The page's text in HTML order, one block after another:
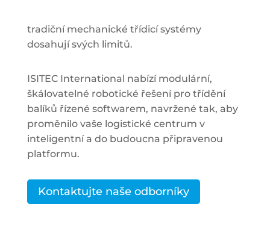
tradiční mechanické třídicí systémy
dosahují svých limitů.
ISITEC International nabízí modulární,
škálovatelné robotické řešení pro třídění
balíků řízené softwarem, navržené tak, aby
proměnilo vaše logistické centrum v
inteligentní a do budoucna připravenou
platformu.
Kontaktujte naše odborníky